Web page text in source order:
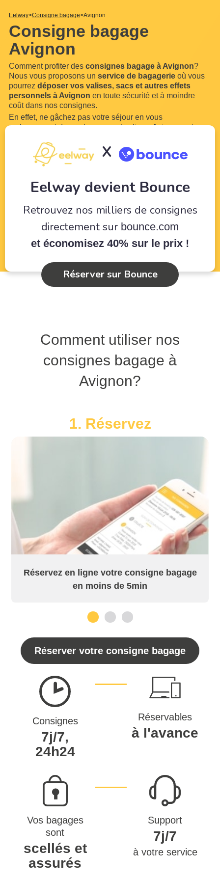
Eelway Consigne bagage Avignon
Consigne bagage
Avignon
Comment profiter des consignes bagage à Avignon?
Nous vous proposons un service de bagagerie où vous
pourrez déposer vos valises, sacs et autres effets
personnels à Avignon en toute sécurité et à moindre
coût dans nos consignes.
En effet, ne gâchez pas votre séjour en vous
embarrassant de vos bagages et valises. Avignon est une
confiez vos bagages à des professionnels du tourisme.
Libérez-vous de vos bagages pour pouvoir profiter de
Lire plus
X
Eelway devient Bounce
Retrouvez nos milliers de consignes
directement sur bounce.com
et économisez 40% sur le prix !
Réserver sur Bounce
Comment utiliser nos
consignes bagage à
Avignon?
1. Réservez
Réservez en ligne votre consigne bagage
en moins de 5min
Réserver votre consigne bagage
Consignes
7j/7,
24h24
Réservables
à l'avance
Vos bagages
sont
scellés et
assurés
Support
7j/7
à votre service